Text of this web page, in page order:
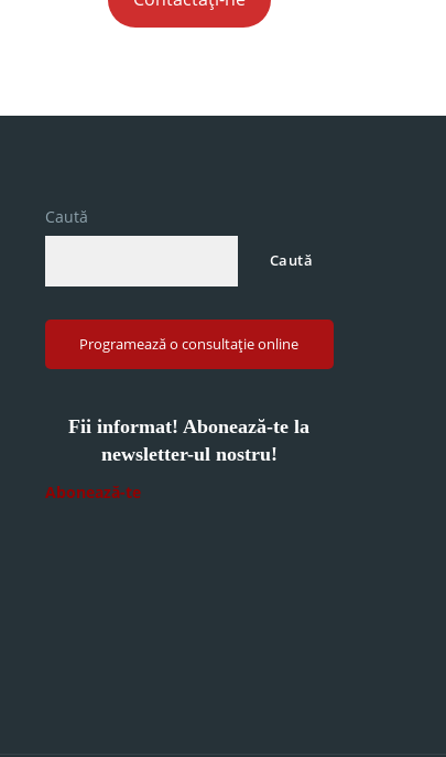
Caută
Caută
Programează o consultație online
Fii informat! Abonează-te la
newsletter-ul nostru!
Abonează-te